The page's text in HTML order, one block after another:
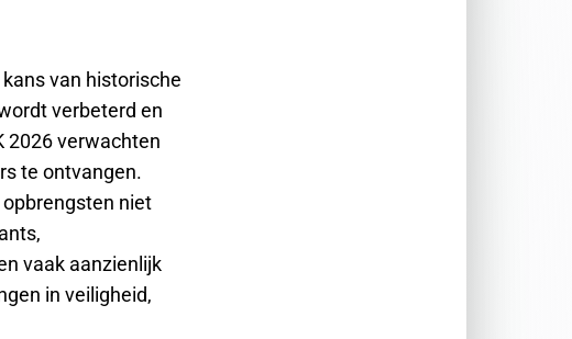
van historische
verbeterd en
2026 verwachten
te ontvangen.
niet
vaak aanzienlijk
in veiligheid,